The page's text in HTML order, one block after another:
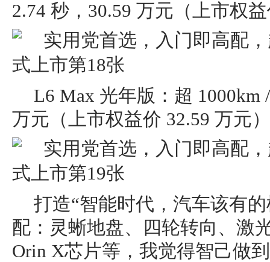
2.74 秒，30.59 万元（上市权
L6 Max 光年版：超 1000km
万元（上市权益价 32.59 万元）
打造“智能时代，汽车该有
配：灵蜥地盘、四轮转向、激
Orin X芯片等，我觉得智己做